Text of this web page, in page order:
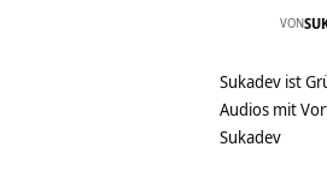
VON
Sukadev ist
Audios mit
Sukadev